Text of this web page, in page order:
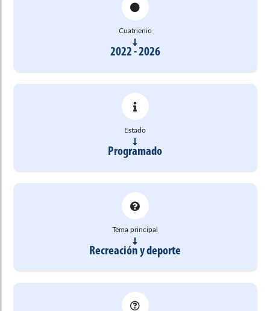
Cuatrienio
2022 - 2026
Estado
Programado
Tema principal
Recreación y deporte